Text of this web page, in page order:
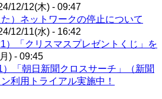
12/12(木) - 09:47
）ネットワークの停止について
12/11(水) - 16:42
「クリスマスプレゼントくじ」を
) - 09:45
「朝日新聞クロスサーチ」（新聞
利用トライアル実施中！